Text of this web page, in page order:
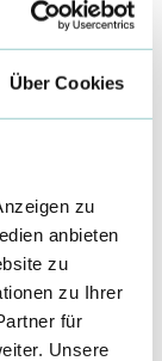
Über Cookies
zu
anbieten
zu
zu Ihrer
für
Unsere